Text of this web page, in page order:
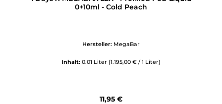
0+10ml - Cold Peach
Hersteller: MegaBar
Inhalt: 0.01 Liter (1.195,00 € / 1 Liter)
Regulärer Preis:
11,95 €